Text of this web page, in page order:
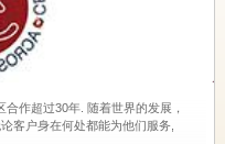
作超过30年. 随着世界的发展，
客户身在何处都能为他们服务,